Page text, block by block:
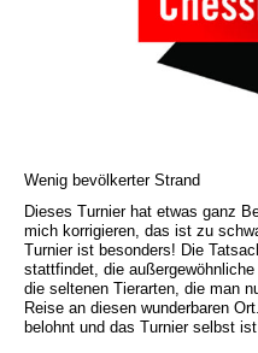
Wenig bevölkerter Strand
Dieses Turnier hat etwas ganz
mich korrigieren, das ist zu
Turnier ist besonders! Die
stattfindet, die
die seltenen Tierarten, die man
Reise an diesen wunderbaren
belohnt und das Turnier selbst